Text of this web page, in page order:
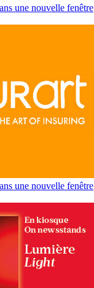
une nouvelle fenêtre
une nouvelle fenêtre